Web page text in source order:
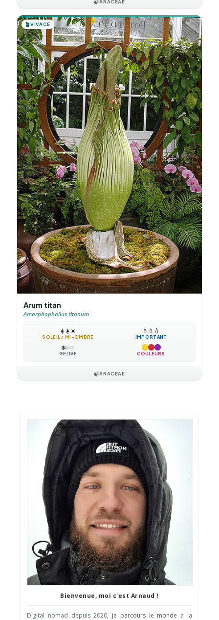
🍃ARACEAE
🪴VIVACE
Arum titan
Amorphophallus titanum
☀️☀️☀️
SOLEIL / MI-OMBRE
💧 💧 💧
IMPORTANT
❄️❄️❄️
GÉLIVE COULEURS
🍃ARACEAE
Bienvenue, moi c'est Arnaud !
Digital nomad depuis 2020, je parcours le monde à la